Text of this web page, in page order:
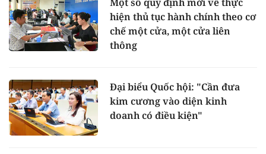
hiện thủ tục hành chính theo cơ
chế một cửa, một cửa liên
thông
Đại biểu Quốc hội: "Cần đưa
kim cương vào diện kinh
doanh có điều kiện"